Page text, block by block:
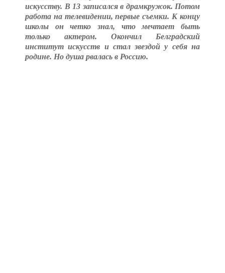
искусству. В 13 записался в драмкружок. Потом
работа на телевидении, первые съемки. К концу
школы он четко знал, что мечтает быть
только актером. Окончил Белградский
институт искусств и стал звездой у себя на
родине. Но душа рвалась в Россию.